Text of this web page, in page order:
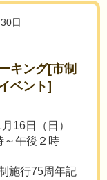
日
キング[市制
ベント]
16日（日）
～午後２時
施行75周年記